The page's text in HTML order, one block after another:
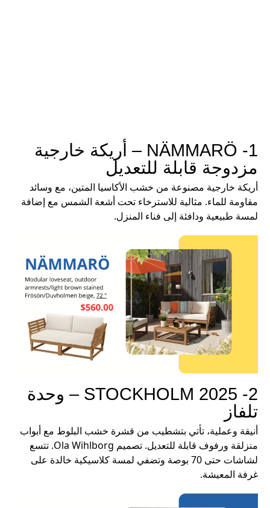
1- NÄMMARÖ – أريكة خارجية
مزدوجة قابلة للتعديل
أريكة خارجية مصنوعة من خشب الأكاسيا المتين، مع وسائد
مقاومة للماء. مثالية للاسترخاء تحت أشعة الشمس مع إضافة
لمسة طبيعية ودافئة إلى فناء المنزل.
2- STOCKHOLM 2025 – وحدة
تلفاز
أنيقة وعملية، تأتي بتشطيب من قشرة خشب البلوط مع أبواب
منزلقة ورفوف قابلة للتعديل. تصميم Ola Wihlborg. تتسع
لشاشات حتى 70 بوصة وتضفي لمسة كلاسيكية خالدة على
غرفة المعيشة.